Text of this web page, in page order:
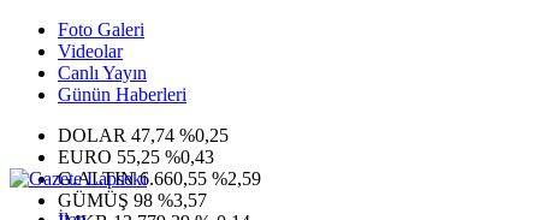
Foto Galeri
Videolar
Canlı Yayın
Günün Haberleri
DOLAR 47,74 %0,25
EURO 55,25 %0,43
G.ALTIN6.660,55 %2,59
GÜMÜŞ 98 %3,57